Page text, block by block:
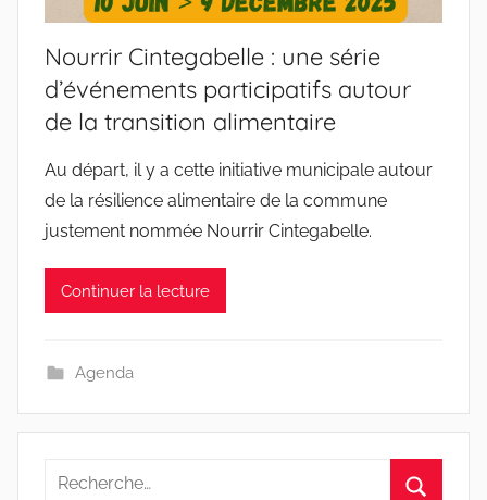
Nourrir Cintegabelle : une série
d’événements participatifs autour
de la transition alimentaire
Au départ, il y a cette initiative municipale autour
de la résilience alimentaire de la commune
justement nommée Nourrir Cintegabelle.
Continuer la lecture
Agenda
Recherche